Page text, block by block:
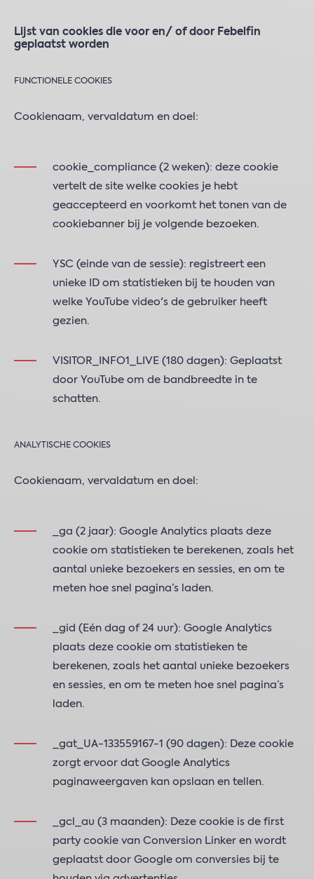
Lijst van cookies die voor en/ of door Febelfin
geplaatst worden
FUNCTIONELE COOKIES
Cookienaam, vervaldatum en doel:
cookie_compliance (2 weken): deze cookie
vertelt de site welke cookies je hebt
geaccepteerd en voorkomt het tonen van de
cookiebanner bij je volgende bezoeken.
YSC (einde van de sessie): registreert een
unieke ID om statistieken bij te houden van
welke YouTube video's de gebruiker heeft
gezien.
VISITOR_INFO1_LIVE (180 dagen): Geplaatst
door YouTube om de bandbreedte in te
schatten.
ANALYTISCHE COOKIES
Cookienaam, vervaldatum en doel:
_ga (2 jaar): Google Analytics plaats deze
cookie om statistieken te berekenen, zoals het
aantal unieke bezoekers en sessies, en om te
meten hoe snel pagina’s laden.
_gid (Eén dag of 24 uur): Google Analytics
plaats deze cookie om statistieken te
berekenen, zoals het aantal unieke bezoekers
en sessies, en om te meten hoe snel pagina’s
laden.
_gat_UA-133559167-1 (90 dagen): Deze cookie
zorgt ervoor dat Google Analytics
paginaweergaven kan opslaan en tellen.
_gcl_au (3 maanden): Deze cookie is de first
party cookie van Conversion Linker en wordt
geplaatst door Google om conversies bij te